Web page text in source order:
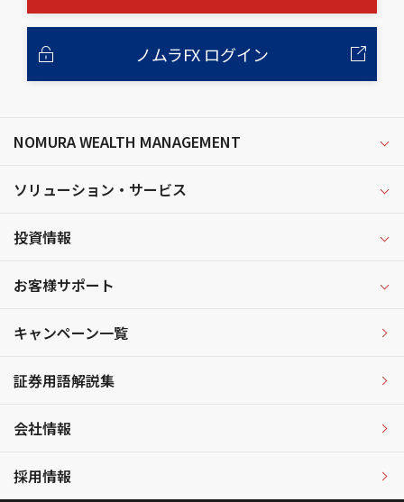
ノムラFX ログイン
NOMURA WEALTH MANAGEMENT
ソリューション・サービス
投資情報
お客様サポート
キャンペーン一覧
証券用語解説集
会社情報
採用情報